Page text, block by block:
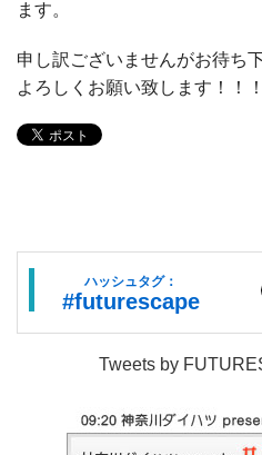
ます。
申し訳ございませんがお待ち下
よろしくお願い致します！！！
ハッシュタグ：
#futurescape
Tweets by